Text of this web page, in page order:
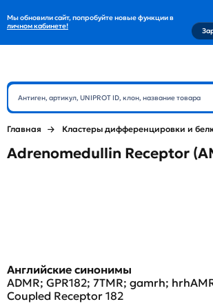
Мы обновили сайт, попробуйте новые функции в
личном кабинете!
Главная Кластеры дифференцировки и
Adrenomedullin Receptor
Английские синонимы
ADMR; GPR182; 7TMR; gamrh;
Coupled Receptor 182